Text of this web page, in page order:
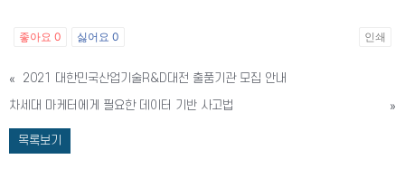
좋아요 0 싫어요 0 인쇄
«
2021 대한민국산업기술R&D대전 출품기관 모집 안내
차세대 마케터에게 필요한 데이터 기반 사고법
»
목록보기